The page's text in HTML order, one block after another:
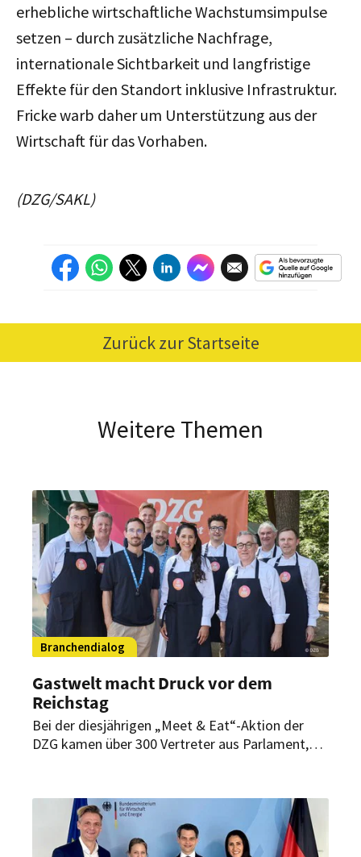
erhebliche wirtschaftliche Wachstumsimpulse
setzen – durch zusätzliche Nachfrage,
internationale Sichtbarkeit und langfristige
Effekte für den Standort inklusive Infrastruktur.
Fricke warb daher um Unterstützung aus der
Wirtschaft für das Vorhaben.
(DZG/SAKL)
Zurück zur Startseite
Weitere Themen
Branchendialog
Gastwelt macht Druck vor dem
Reichstag
Bei der diesjährigen „Meet & Eat“-Aktion der
DZG kamen über 300 Vertreter aus Parlament,
Mehrwertsteuer sowie die Forderung nach
verlässlicheren Rahmenbedingungen.